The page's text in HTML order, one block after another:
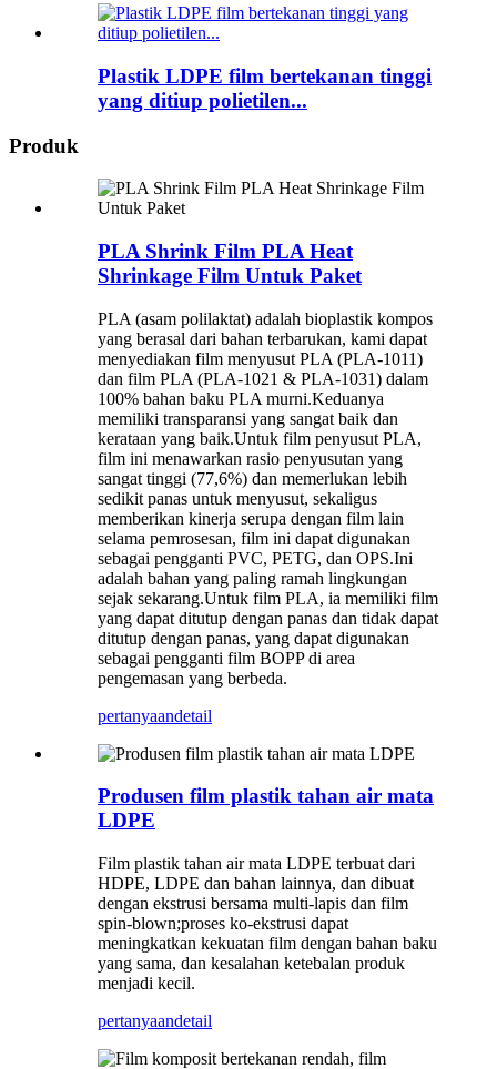
Plastik LDPE film bertekanan tinggi
yang ditiup polietilen...
Produk
PLA Shrink Film PLA Heat
Shrinkage Film Untuk Paket
PLA (asam polilaktat) adalah bioplastik kompos
yang berasal dari bahan terbarukan, kami dapat
menyediakan film menyusut PLA (PLA-1011)
dan film PLA (PLA-1021 & PLA-1031) dalam
100% bahan baku PLA murni.Keduanya
memiliki transparansi yang sangat baik dan
kerataan yang baik.Untuk film penyusut PLA,
film ini menawarkan rasio penyusutan yang
sangat tinggi (77,6%) dan memerlukan lebih
sedikit panas untuk menyusut, sekaligus
memberikan kinerja serupa dengan film lain
selama pemrosesan, film ini dapat digunakan
sebagai pengganti PVC, PETG, dan OPS.Ini
adalah bahan yang paling ramah lingkungan
sejak sekarang.Untuk film PLA, ia memiliki film
yang dapat ditutup dengan panas dan tidak dapat
ditutup dengan panas, yang dapat digunakan
sebagai pengganti film BOPP di area
pengemasan yang berbeda.
pertanyaandetail
Produsen film plastik tahan air mata
LDPE
Film plastik tahan air mata LDPE terbuat dari
HDPE, LDPE dan bahan lainnya, dan dibuat
dengan ekstrusi bersama multi-lapis dan film
spin-blown;proses ko-ekstrusi dapat
meningkatkan kekuatan film dengan bahan baku
yang sama, dan kesalahan ketebalan produk
menjadi kecil.
pertanyaandetail